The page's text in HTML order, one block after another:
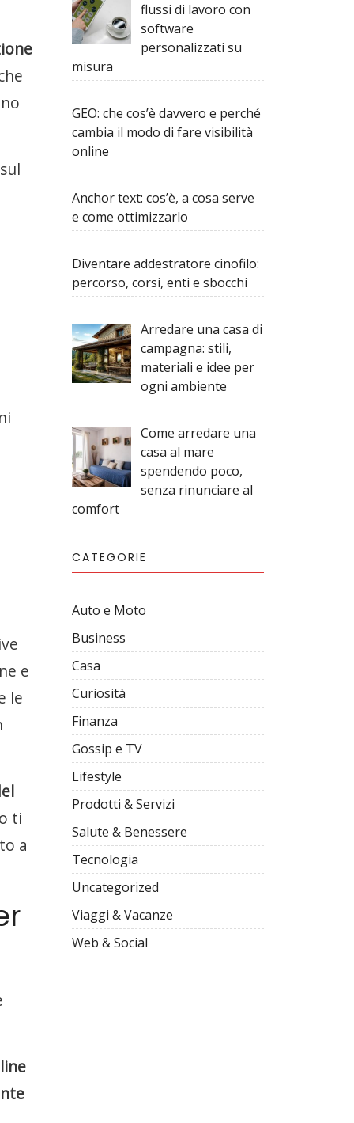
e
le
ti
a
flussi di lavoro con
software
personalizzati su
misura
GEO: che cos’è davvero e perché
cambia il modo di fare visibilità
online
Anchor text: cos’è, a cosa serve
e come ottimizzarlo
Diventare addestratore cinofilo:
percorso, corsi, enti e sbocchi
Arredare una casa di
campagna: stili,
materiali e idee per
ogni ambiente
Come arredare una
casa al mare
spendendo poco,
senza rinunciare al
comfort
CATEGORIE
Auto e Moto
Business
Casa
Curiosità
Finanza
Gossip e TV
Lifestyle
Prodotti & Servizi
Salute & Benessere
Tecnologia
Uncategorized
Viaggi & Vacanze
Web & Social